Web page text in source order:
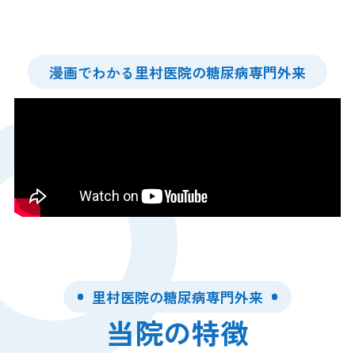
漫画でわかる里村医院の糖尿病専門外来
里村医院の糖尿病専門外来
当院の特徴